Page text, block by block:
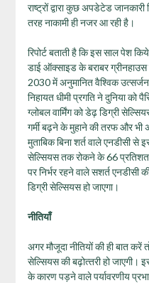
राष्‍ट्रों द्वारा कुछ अपडेटेड
तरह नाकामी ही नजर आ रही है।
रिपोर्ट बताती है कि इस साल पेश
डाई ऑक्‍साइड के बराबर ग्रीनहाउस
2030 में अनुमानित वैश्विक
निहायत धीमी प्रगति ने दुनिया को
ग्‍लोबल वार्मिंग को डेढ़ डिग्री
गर्मी बढ़ने के मुहाने की तरफ और
मुताबिक बिना शर्त वाले एनडीसी से
सेल्सियस तक रोकने के 66
पर निर्भर रहने वाले सशर्त
डिग्री सेल्सियस हो जाएगा।
नीतियाँ
अगर मौजूदा नीतियों की ही बात करें
सेल्सियस की बढ़ोत्‍तरी हो
के कारण पड़ने वाले पर्यावरणीय